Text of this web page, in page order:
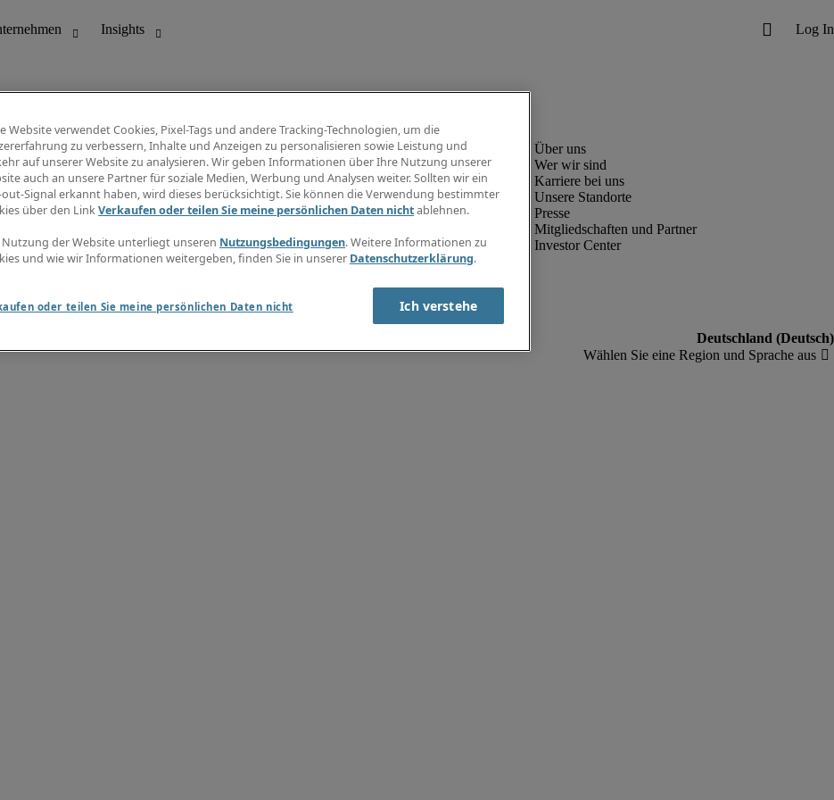
Bereich
Info Center
Jobübersicht
Gehaltsübersicht
E-Learning
Wer wir sind
Karriere bei uns
Unsere Standorte
Presse
Mitgliedschaften und Partner
Investor Center
Website verwendet Cookies, Pixel-Tags und andere Tracking-Technologien, um die
zu verbessern, Inhalte und Anzeigen zu personalisieren sowie Leistung und
auf unserer Website zu analysieren. Wir geben Informationen über Ihre Nutzung unserer
auch an unsere Partner für soziale Medien, Werbung und Analysen weiter. Sollten wir ein
Signal erkannt haben, wird dieses berücksichtigt. Sie können die Verwendung bestimmter
über den LinkVerkaufen oder teilen Sie meine persönlichen Daten nichtablehnen.
der Website unterliegt unseren Nutzungsbedingungen. Weitere Informationen zu
und wie wir Informationen weitergeben, finden Sie in unserer Datenschutzerklärung.
oder teilen Sie meine persönlichen Daten nicht Ich verstehe